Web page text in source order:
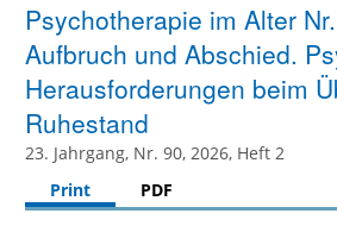
Psychotherapie im Alter
Aufbruch und Abschied.
Herausforderungen beim
Ruhestand
23. Jahrgang, Nr. 90, 2026, Heft 2
Print
PDF